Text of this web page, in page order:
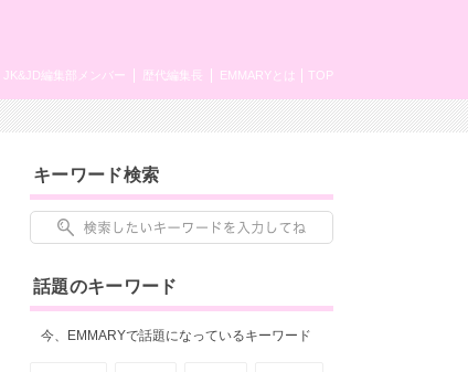
TOP
EMMARYとは
歴代編集長
JK&JD編集部メンバー
キーワード検索
話題のキーワード
今、EMMARYで話題になっているキーワード